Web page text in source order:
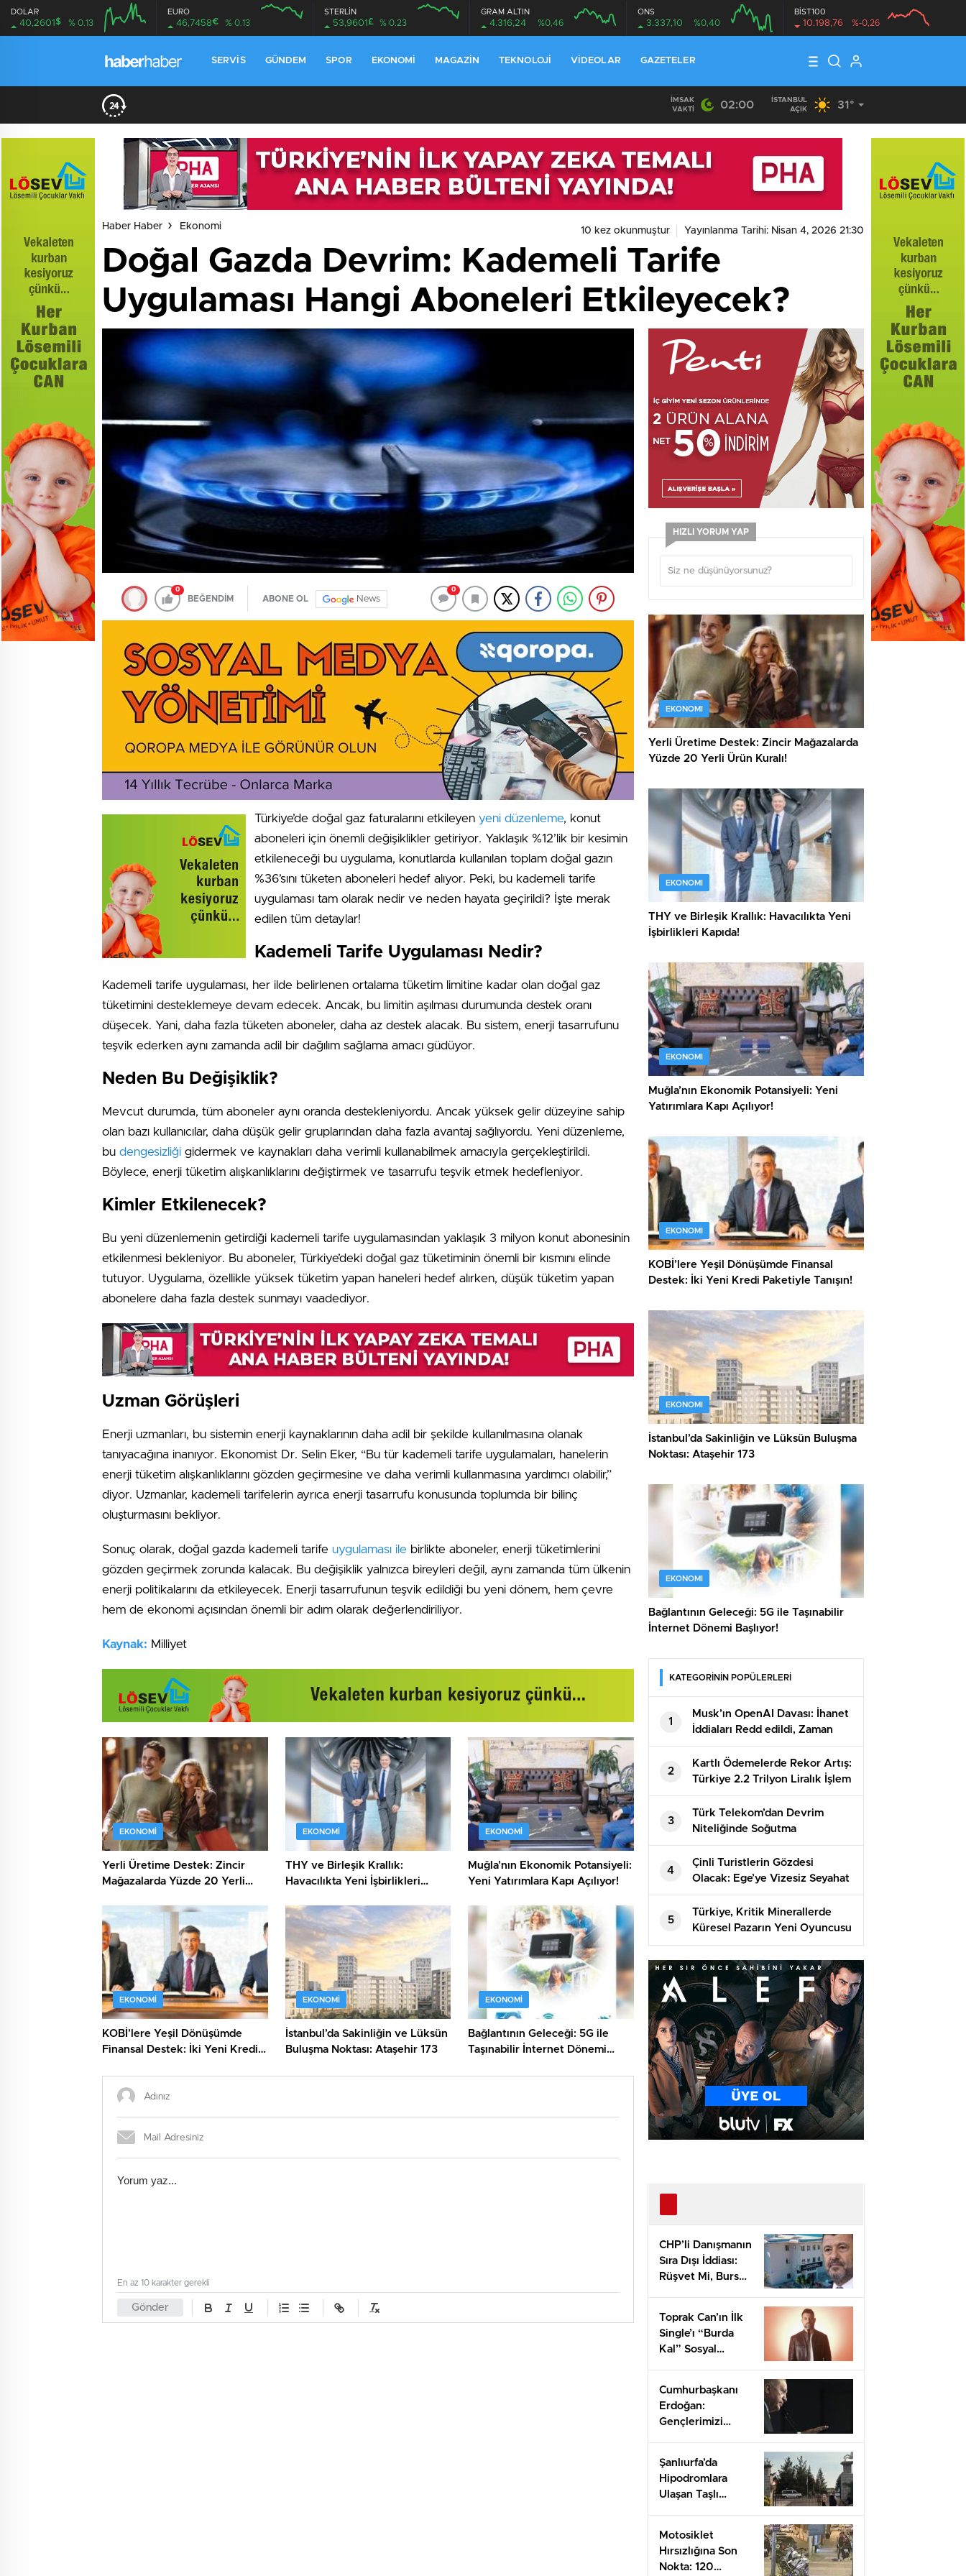
DOLAR
40,2601 $ % 0.13
EURO
46,7458€ % 0.13
STERLİN
53,9601 £ % 0.23
GRAM ALTIN
4.316,24 %0,46
ONS
3.337,10 %0,40
BİST100
10.198,76 %-0,26
SERVIS GÜNDEM SPOR EKONOMI MAGAZIN TEKNOLOJI VIDEOLAR GAZETELER
İMSAK
VAKTI
02:00
İSTANBUL
AÇIK
31°
Haber Haber Ekonomi 10 kez okunmuştur Yayınlanma Tarihi: Nisan 4, 2026 21:30
Doğal Gazda Devrim: Kademeli Tarife
Uygulaması Hangi Aboneleri Etkileyecek?
0
BEĞENDİM ABONE OL News
0
Türkiye’de doğal gaz faturalarını etkileyen yeni düzenleme, konut
aboneleri için önemli değişiklikler getiriyor. Yaklaşık %12’lik bir kesimin
etkileneceği bu uygulama, konutlarda kullanılan toplam doğal gazın
%36’sını tüketen aboneleri hedef alıyor. Peki, bu kademeli tarife
uygulaması tam olarak nedir ve neden hayata geçirildi? İşte merak
edilen tüm detaylar!
Kademeli Tarife Uygulaması Nedir?
Kademeli tarife uygulaması, her ilde belirlenen ortalama tüketim limitine kadar olan doğal gaz
tüketimini desteklemeye devam edecek. Ancak, bu limitin aşılması durumunda destek oranı
düşecek. Yani, daha fazla tüketen aboneler, daha az destek alacak. Bu sistem, enerji tasarrufunu
teşvik ederken aynı zamanda adil bir dağılım sağlama amacı güdüyor.
Neden Bu Değişiklik?
Mevcut durumda, tüm aboneler aynı oranda destekleniyordu. Ancak yüksek gelir düzeyine sahip
olan bazı kullanıcılar, daha düşük gelir gruplarından daha fazla avantaj sağlıyordu. Yeni düzenleme,
bu dengesizliği gidermek ve kaynakları daha verimli kullanabilmek amacıyla gerçekleştirildi.
Böylece, enerji tüketim alışkanlıklarını değiştirmek ve tasarrufu teşvik etmek hedefleniyor.
Kimler Etkilenecek?
Bu yeni düzenlemenin getirdiği kademeli tarife uygulamasından yaklaşık 3 milyon konut abonesinin
etkilenmesi bekleniyor. Bu aboneler, Türkiye’deki doğal gaz tüketiminin önemli bir kısmını elinde
tutuyor. Uygulama, özellikle yüksek tüketim yapan haneleri hedef alırken, düşük tüketim yapan
abonelere daha fazla destek sunmayı vaadediyor.
Uzman Görüşleri
Enerji uzmanları, bu sistemin enerji kaynaklarının daha adil bir şekilde kullanılmasına olanak
tanıyacağına inanıyor. Ekonomist Dr. Selin Eker, “Bu tür kademeli tarife uygulamaları, hanelerin
enerji tüketim alışkanlıklarını gözden geçirmesine ve daha verimli kullanmasına yardımcı olabilir,”
diyor. Uzmanlar, kademeli tarifelerin ayrıca enerji tasarrufu konusunda toplumda bir bilinç
oluşturmasını bekliyor.
Sonuç olarak, doğal gazda kademeli tarife uygulaması ile birlikte aboneler, enerji tüketimlerini
gözden geçirmek zorunda kalacak. Bu değişiklik yalnızca bireyleri değil, aynı zamanda tüm ülkenin
enerji politikalarını da etkileyecek. Enerji tasarrufunun teşvik edildiği bu yeni dönem, hem çevre
hem de ekonomi açısından önemli bir adım olarak değerlendiriliyor.
Kaynak: Milliyet
EKONOMI
Yerli Üretime Destek: Zincir
Mağazalarda Yüzde 20 Yerli
EKONOMI
THY ve Birleşik Krallık:
Havacılıkta Yeni İşbirlikleri
EKONOMI
Muğla’nın Ekonomik Potansiyeli:
Yeni Yatırımlara Kapı Açılıyor!
EKONOMI
KOBİ’lere Yeşil Dönüşümde
Finansal Destek: İki Yeni Kredi
EKONOMI
İstanbul’da Sakinliğin ve Lüksün
Buluşma Noktası: Ataşehir 173
EKONOMI
Bağlantının Geleceği: 5G ile
Taşınabilir İnternet Dönemi
Gönder
En az 10 karakter gerekli
HIZLI YORUM YAP
EKONOMI
Yerli Üretime Destek: Zincir Mağazalarda
Yüzde 20 Yerli Ürün Kuralı!
EKONOMI
THY ve Birleşik Krallık: Havacılıkta Yeni
İşbirlikleri Kapıda!
EKONOMI
Muğla’nın Ekonomik Potansiyeli: Yeni
Yatırımlara Kapı Açılıyor!
EKONOMI
KOBİ’lere Yeşil Dönüşümde Finansal
Destek: İki Yeni Kredi Paketiyle Tanışın!
EKONOMI
İstanbul’da Sakinliğin ve Lüksün Buluşma
Noktası: Ataşehir 173
EKONOMI
Bağlantının Geleceği: 5G ile Taşınabilir
İnternet Dönemi Başlıyor!
KATEGORİNİN POPÜLERLERİ
1
Musk’ın OpenAI Davası: İhanet
İddiaları Redd edildi, Zaman
Aşımı Sonuç Getirdi
2
Kartlı Ödemelerde Rekor Artış:
Türkiye 2.2 Trilyon Liralık İşlem
Yaptı!
3
Türk Telekom’dan Devrim
Niteliğinde Soğutma
Teknolojisi: Tasarruf Rekorları
4
Çinli Turistlerin Gözdesi
Olacak: Ege’ye Vizesiz Seyahat
Fırsatı!
5
Türkiye, Kritik Minerallerde
Küresel Pazarın Yeni Oyuncusu
Olma Yolunda!
CHP’li Danışmanın
Sıra Dışı İddiası:
Rüşvet Mi, Burs
Toprak Can’ın İlk
Single’ı “Burda
Kal” Sosyal
Cumhurbaşkanı
Erdoğan:
Gençlerimizi
Şanlıurfa’da
Hipodromlara
Ulaşan Taşlı
Motosiklet
Hırsızlığına Son
Nokta: 120